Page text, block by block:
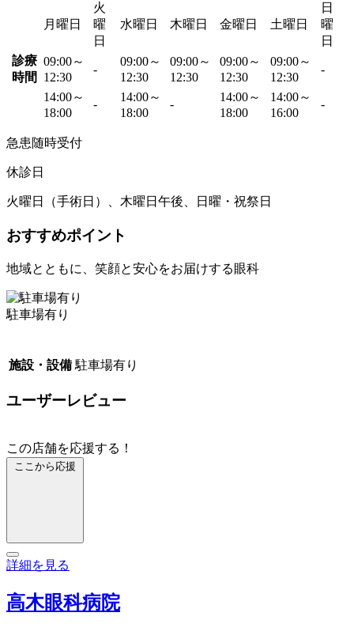
月曜日
火
曜
日
水曜日 木曜日 金曜日 土曜日
日
曜
日
診療
時間
09:00～
12:30
-
09:00～
12:30
09:00～
12:30
09:00～
12:30
09:00～
12:30
-
14:00～
18:00
-
14:00～
18:00
-
14:00～
18:00
14:00～
16:00
-
急患随時受付
休診日
火曜日（手術日）、木曜日午後、日曜・祝祭日
おすすめポイント
地域とともに、笑顔と安心をお届けする眼科
駐車場有り
施設・設備 駐車場有り
ユーザーレビュー
この店舗を応援する！
ここから応援
詳細を見る
高木眼科病院